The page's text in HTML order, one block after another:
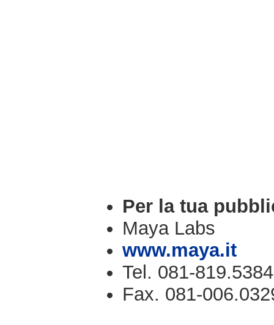
Per la tua
Maya Labs
www.maya.it
Tel. 081-819.5384
Fax. 081-